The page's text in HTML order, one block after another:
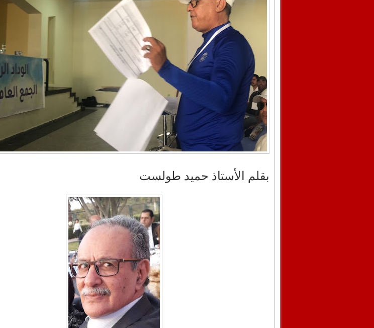
بقلم الأستاذ حميد طولست